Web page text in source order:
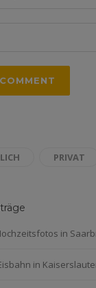
PRIVAT
in
in